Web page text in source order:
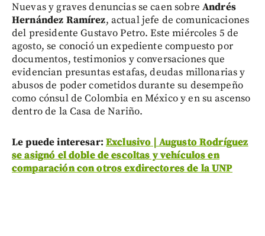
Nuevas y graves denuncias se caen sobre Andrés
Hernández Ramírez, actual jefe de comunicaciones
del presidente Gustavo Petro. Este miércoles 5 de
agosto, se conoció un expediente compuesto por
documentos, testimonios y conversaciones que
evidencian presuntas estafas, deudas millonarias y
abusos de poder cometidos durante su desempeño
como cónsul de Colombia en México y en su ascenso
dentro de la Casa de Nariño.
Le puede interesar: Exclusivo | Augusto Rodríguez
se asignó el doble de escoltas y vehículos en
comparación con otros exdirectores de la UNP